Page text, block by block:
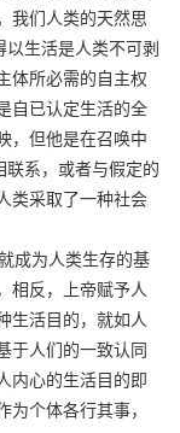
我们人类的天然思
以生活是人类不可剥
体所必需的自主权
自已认定生活的全
，但他是在召唤中
联系，或者与假定的
类采取了一种社会
成为人类生存的基
相反，上帝赋予人
生活目的，就如人
于人们的一致认同
内心的生活目的即
个体各行其事，